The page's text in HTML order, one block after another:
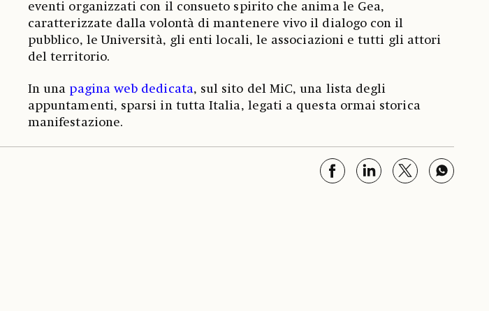
eventi organizzati con il consueto spirito che anima le Gea,
caratterizzate dalla volontà di mantenere vivo il dialogo con il
pubblico, le Università, gli enti locali, le associazioni e tutti gli attori
del territorio.
In una pagina web dedicata, sul sito del MiC, una lista degli
appuntamenti, sparsi in tutta Italia, legati a questa ormai storica
manifestazione.